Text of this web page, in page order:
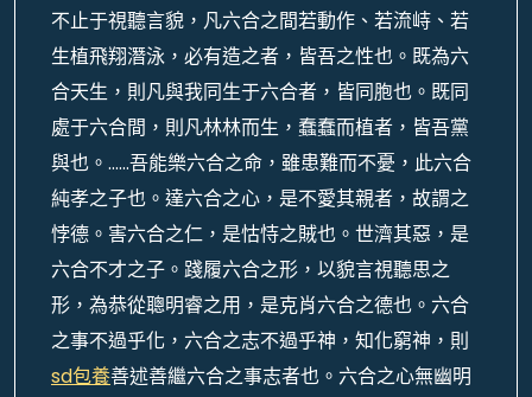
不止于視聽言貌，凡六合之間若動作、若流峙、若
生植飛翔潛泳，必有造之者，皆吾之性也。既為六
合天生，則凡與我同生于六合者，皆同胞也。既同
處于六合間，則凡林林而生，蠢蠢而植者，皆吾黨
與也。……吾能樂六合之命，雖患難而不憂，此六合
純孝之子也。達六合之心，是不愛其親者，故謂之
悖德。害六合之仁，是怙恃之賊也。世濟其惡，是
六合不才之子。踐履六合之形，以貌言視聽思之
形，為恭從聰明睿之用，是克肖六合之德也。六合
之事不過乎化，六合之志不過乎神，知化窮神，則
sd包養善述善繼六合之事志者也。六合之心無幽明